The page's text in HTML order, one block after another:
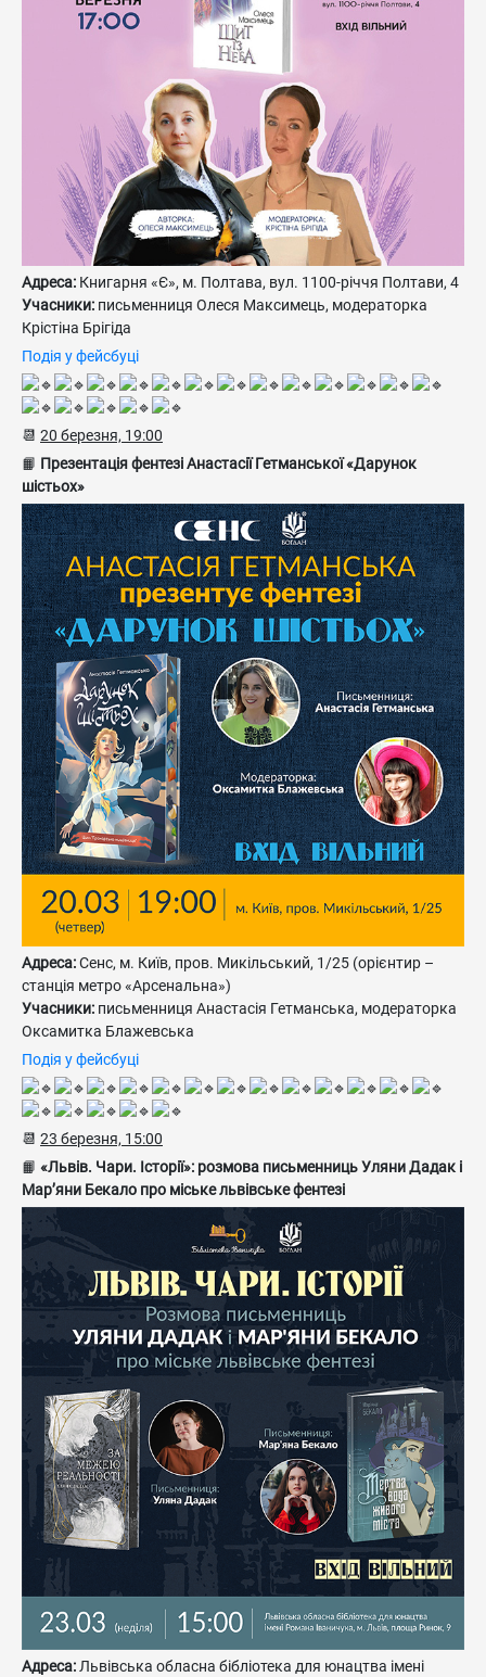
Адреса: Книгарня «Є», м. Полтава, вул. 1100-річчя Полтави, 4
Учасники: письменниця Олеся Максимець, модераторка
Крістіна Брігіда
Подія у фейсбуці
📆 20 березня, 19:00
📙 Презентація фентезі Анастасії Гетманської «Дарунок
шістьох»
Адреса:Сенс, м. Київ, пров. Микільський, 1/25 (орієнтир –
станція метро «Арсенальна»)
Учасники: письменниця Анастасія Гетманська, модераторка
Оксамитка Блажевська
Подія у фейсбуці
📆 23 березня, 15:00
📙 «Львів. Чари. Історії»: розмова письменниць Уляни Дадак і
Мар’яни Бекало про міське львівське фентезі
Адреса:Львівська обласна бібліотека для юнацтва імені